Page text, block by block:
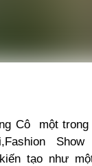
Cô một trong
Show
tạo như